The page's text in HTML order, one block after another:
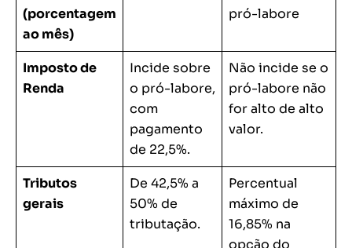
(porcentagem
ao mês)
pró-labore
Imposto de
Renda
Incide sobre
o pró-labore,
com
pagamento
de 22,5%.
Não incide se o
pró-labore não
for alto de alto
valor.
Tributos
gerais
De 42,5% a
50% de
tributação.
Percentual
máximo de
16,85% na
opção do